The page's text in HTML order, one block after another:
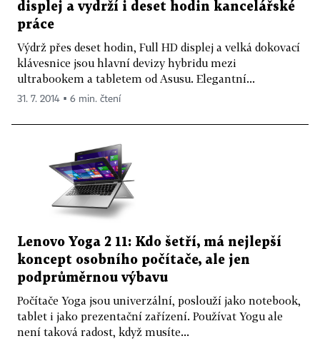
displej a vydrží i deset hodin kancelářské
práce
Výdrž přes deset hodin, Full HD displej a velká dokovací
klávesnice jsou hlavní devizy hybridu mezi
ultrabookem a tabletem od Asusu. Elegantní...
31. 7. 2014 ▪ 6 min. čtení
Lenovo Yoga 2 11: Kdo šetří, má nejlepší
koncept osobního počítače, ale jen
podprůměrnou výbavu
Počítače Yoga jsou univerzální, poslouží jako notebook,
tablet i jako prezentační zařízení. Používat Yogu ale
není taková radost, když musíte...